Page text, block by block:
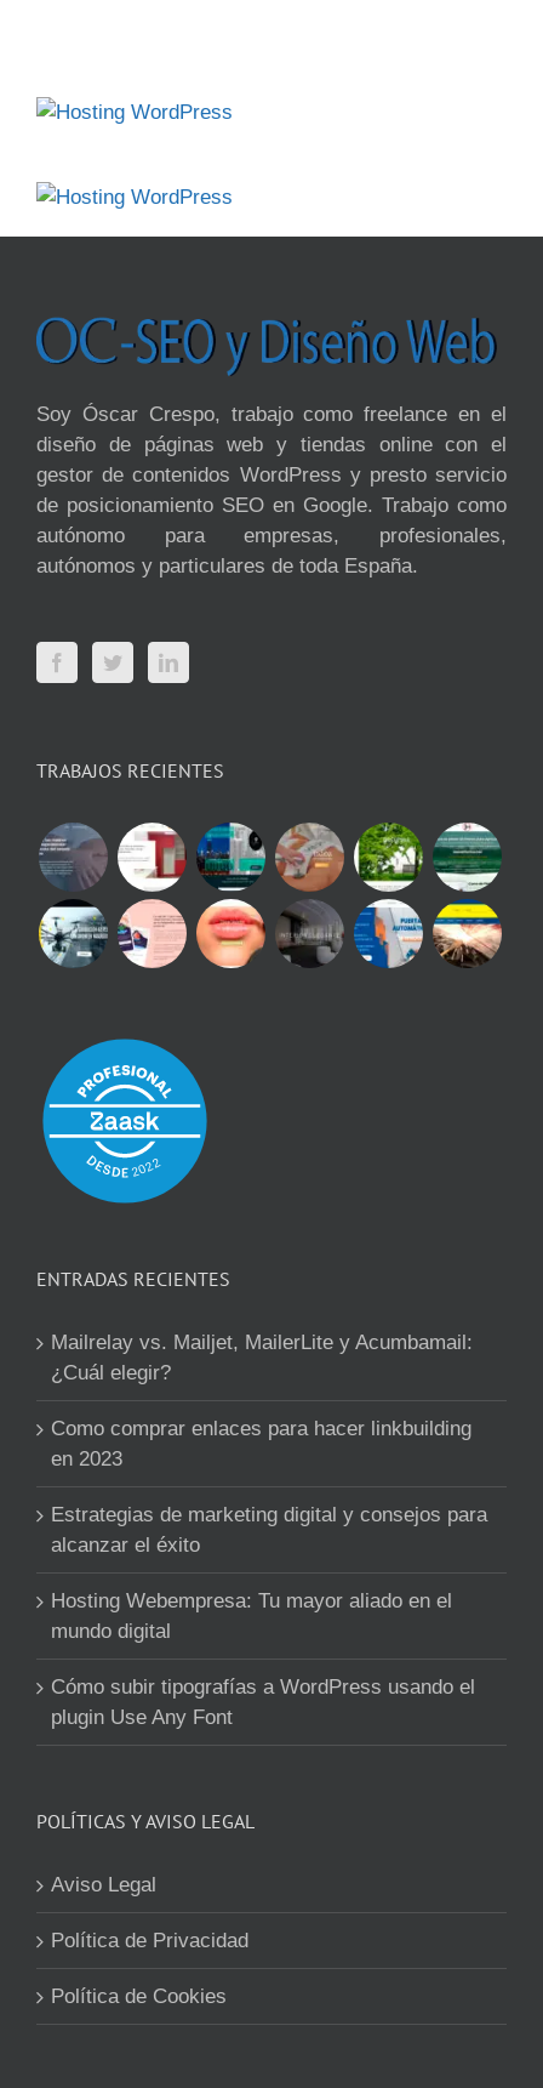
Soy Óscar Crespo, trabajo como freelance en el
diseño de páginas web y tiendas online con el
gestor de contenidos WordPress y presto servicio
de posicionamiento SEO en Google. Trabajo como
autónomo para empresas, profesionales,
autónomos y particulares de toda España.
TRABAJOS RECIENTES
ENTRADAS RECIENTES
Mailrelay vs. Mailjet, MailerLite y Acumbamail:
¿Cuál elegir?
Como comprar enlaces para hacer linkbuilding
en 2023
Estrategias de marketing digital y consejos para
alcanzar el éxito
Hosting Webempresa: Tu mayor aliado en el
mundo digital
Cómo subir tipografías a WordPress usando el
plugin Use Any Font
POLÍTICAS Y AVISO LEGAL
Aviso Legal
Política de Privacidad
Política de Cookies